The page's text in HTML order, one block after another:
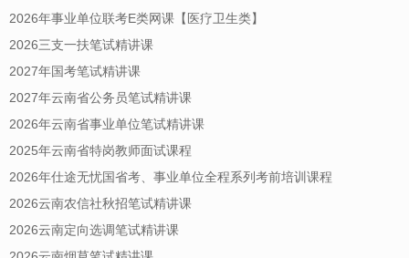
2026年事业单位联考E类网课【医疗卫生类】
2026三支一扶笔试精讲课
2027年国考笔试精讲课
2027年云南省公务员笔试精讲课
2026年云南省事业单位笔试精讲课
2025年云南省特岗教师面试课程
2026年仕途无忧国省考、事业单位全程系列考前培训课程
2026云南农信社秋招笔试精讲课
2026云南定向选调笔试精讲课